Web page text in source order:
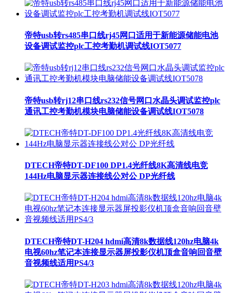
帝特usb转rs485串口线rj45网口适用于新能源储能电池
设备调试监控plc工控考勤机调试线IOT5077
帝特usb转rj12串口线rs232信号网口水晶头调试监控plc
通讯工控考勤机模块电脑储能设备调试线IOT5078
DTECH帝特DT-DF100 DP1.4光纤线8K高清线电竞
144Hz电脑显示器连接线公对公 DP光纤线
DTECH帝特DT-H204 hdmi高清8k数据线120hz电脑4k
电视60hz笔记本连接显示器屏投影仪机顶盒音响回音壁
音视频线适用PS4/3